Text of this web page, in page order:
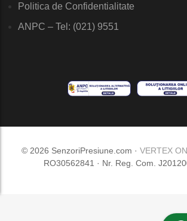
Politica de Confidentialitate
ANPC – Tel: (021) 9551
© 2026 SenzoriPresiune.com · VERTEX
RO30562841 · Nr. Reg. Com.